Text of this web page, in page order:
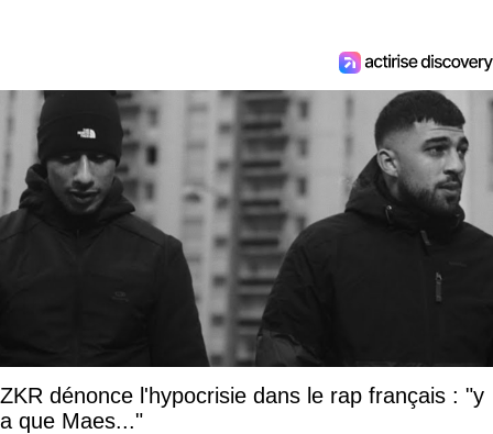
ZKR dénonce l'hypocrisie dans le rap français : "y
a que Maes..."